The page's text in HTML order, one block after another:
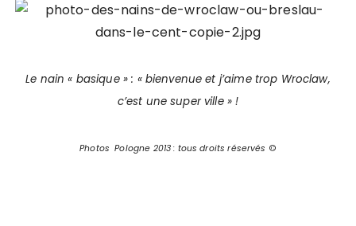
Le nain « basique » : « bienvenue et j’aime trop Wroclaw,
c’est une super ville » !
PhotosPologne 2013 : tous droits réservés ©